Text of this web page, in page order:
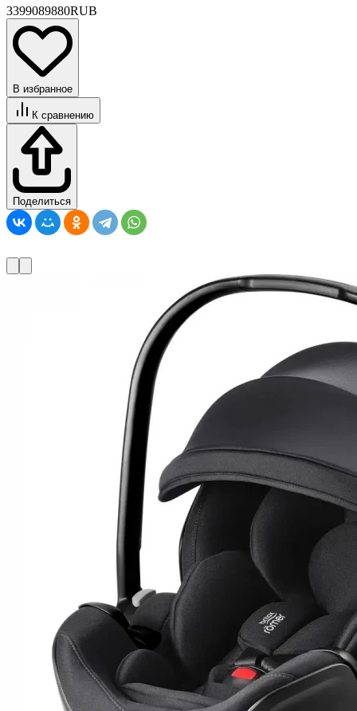
3399089880RUB
В избранное
К сравнению
Поделиться